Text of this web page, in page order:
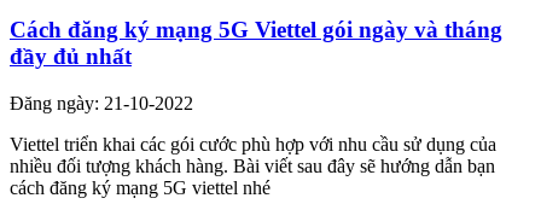
Cách đăng ký mạng 5G Viettel gói ngày và tháng
đầy đủ nhất
Đăng ngày: 21-10-2022
Viettel triển khai các gói cước phù hợp với nhu cầu sử dụng của
nhiều đối tượng khách hàng. Bài viết sau đây sẽ hướng dẫn bạn
cách đăng ký mạng 5G viettel nhé